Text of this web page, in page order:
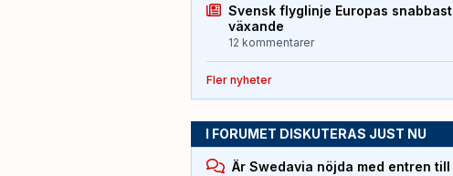
Svensk flyglinje Europas snabbast
växande
12 kommentarer
Fler nyheter
I FORUMET DISKUTERAS JUST NU
Är Swedavia nöjda med entren till